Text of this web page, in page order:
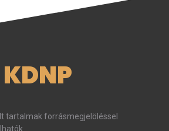
KDNP
tartalmak forrásmegjelöléssel